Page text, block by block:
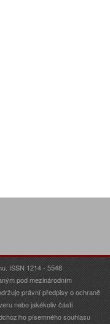
ISSN 1214 - 5548
pod mezinárodním
právní předpisy o ochraně
nebo jakékoliv části
písemného souhlasu